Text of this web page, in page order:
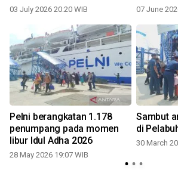
03 July 2026 20:20 WIB
2026
07 June
Pelni berangkatan 1.178
penumpang pada momen
libur Idul Adha 2026
28 May 2026 19:07 WIB
Sambut
di
30 March